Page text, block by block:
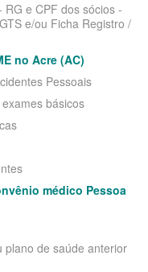
e CPF dos sócios -
e/ou Ficha Registro /
no Acre (AC)
Pessoais
básicos
médico Pessoa
plano de saúde anterior